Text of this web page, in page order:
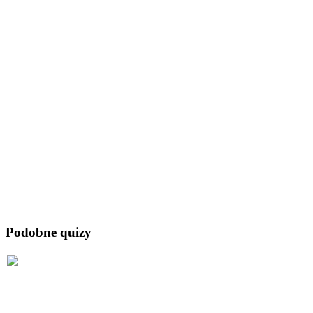
Podobne quizy